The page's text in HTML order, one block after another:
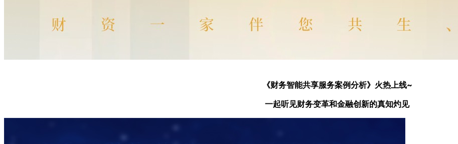
《财务智能共享服务案例分析》火热上线~
一起听见财务变革和金融创新的真知灼见